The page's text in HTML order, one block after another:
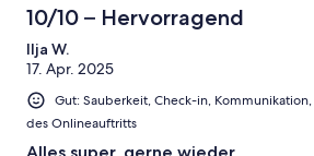
10/10 – Hervorragend
Ilja W.
17. Apr. 2025
Gut: Sauberkeit, Check-in,
des Onlineauftritts
Alles super, gerne wieder